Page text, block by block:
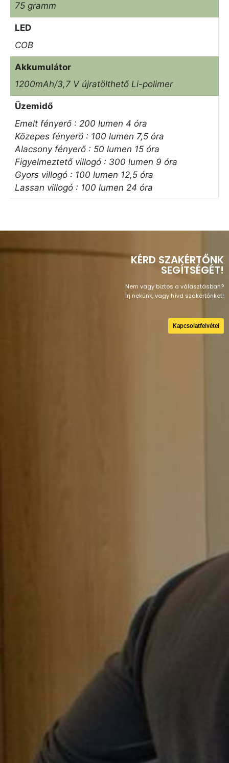
75 gramm
LED
COB
Akkumulátor
1200mAh/3,7 V újratölthető Li-polimer
Üzemidő
Emelt fényerő : 200 lumen 4 óra
Közepes fényerő : 100 lumen 7,5 óra
Alacsony fényerő : 50 lumen 15 óra
Figyelmeztető villogó : 300 lumen 9 óra
Gyors villogó : 100 lumen 12,5 óra
Lassan villogó : 100 lumen 24 óra
KÉRD SZAKÉRTŐNK
SEGÍTSÉGÉT!
Nem vagy biztos a választásban?
Írj nekünk, vagy hívd szakértőnket!
Kapcsolatfelvétel